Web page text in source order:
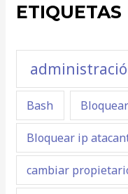
ETIQUETAS
Bash
Bloquear ip
cambiar